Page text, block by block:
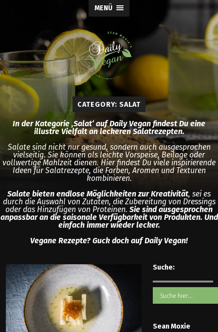
MENÜ
CATEGORY: SALAT
In der Kategorie ‚Salat‘ auf Daily Vegan findest Du eine
illustre Vielfalt an leckeren Salatrezepten.
Salate sind nicht nur gesund, sondern auch ausgesprochen
vielseitig. Sie können als leichte Vorspeise, Beilage oder
vollwertige Mahlzeit dienen. Hier findest Du viele inspirierende
Ideen für Salatrezepte, die Farben, Aromen und Texturen
kombinieren.
Salate bieten endlose Möglichkeiten zur Kreativität, sei es
durch die Auswahl von Zutaten, die Zubereitung von Dressings
oder das Hinzufügen von Proteinen. Sie sind ausgesprochen
anpassbar an die saisonale Verfügbarkeit von Produkten. Und
einfach immer wieder lecker.
Vegane Rezepte? Guck doch auf Daily Vegan!
Suche:
Sean Moxie